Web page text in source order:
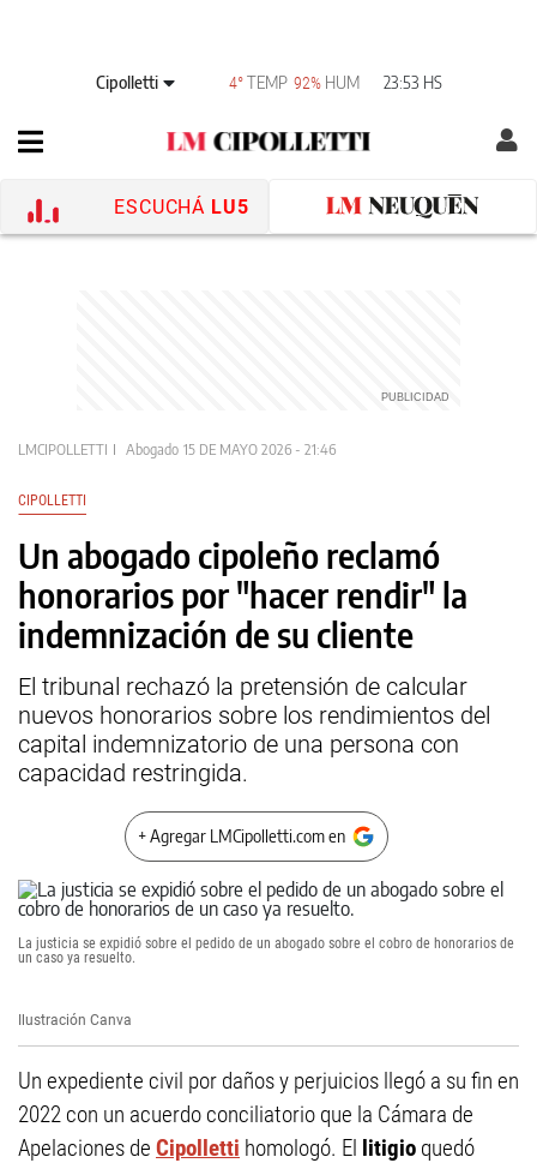
Cipolletti 4° TEMP 92% HUM 23:53 HS
ESCUCHÁ LU5
LMCIPOLLETTI Abogado 15 DE MAYO 2026 - 21:46
CIPOLLETTI
Un abogado cipoleño reclamó
honorarios por "hacer rendir" la
indemnización de su cliente
El tribunal rechazó la pretensión de calcular
nuevos honorarios sobre los rendimientos del
capital indemnizatorio de una persona con
capacidad restringida.
+ Agregar LMCipolletti.com en
La justicia se expidió sobre el pedido de un abogado sobre el cobro de honorarios de
un caso ya resuelto.
Ilustración Canva
Un expediente civil por daños y perjuicios llegó a su fin en
2022 con un acuerdo conciliatorio que la Cámara de
Apelaciones de Cipolletti homologó. El litigio quedó